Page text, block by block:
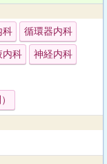
科 循環器内科
内科 神経内科